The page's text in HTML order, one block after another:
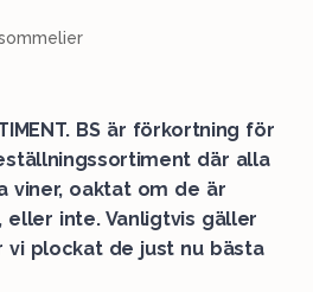
BS är förkortning för
där alla
viner, oaktat om de är
eller inte. Vanligtvis gäller
vi plockat de just nu bästa